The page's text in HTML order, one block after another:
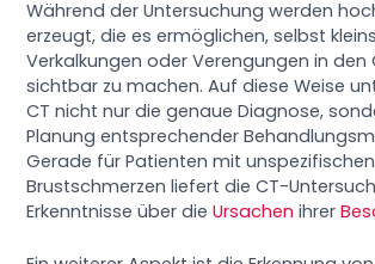
Während der Untersuchung werden
erzeugt, die es ermöglichen, selbst
Verkalkungen oder Verengungen in den
sichtbar zu machen. Auf diese Weise
CT nicht nur die genaue Diagnose,
Planung entsprechender
Gerade für Patienten mit unspezifischen
Brustschmerzen liefert die CT-
Erkenntnisse über dieUrsachen ihrer